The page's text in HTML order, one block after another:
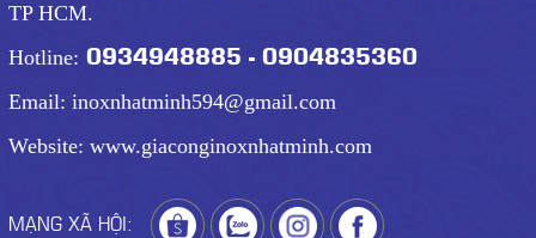
TP HCM.
Hotline: 0934948885 - 0904835360
Email: inoxnhatminh594@gmail.com
Website: www.giaconginoxnhatminh.com
MẠNG XÃ HỘI: